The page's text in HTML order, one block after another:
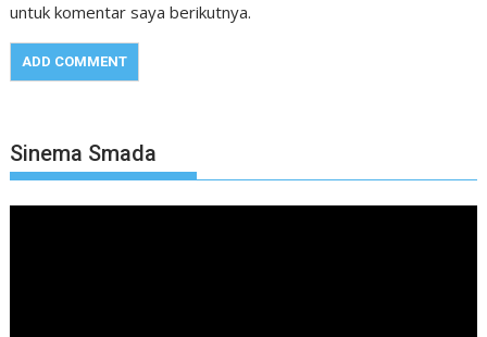
untuk komentar saya berikutnya.
Sinema Smada